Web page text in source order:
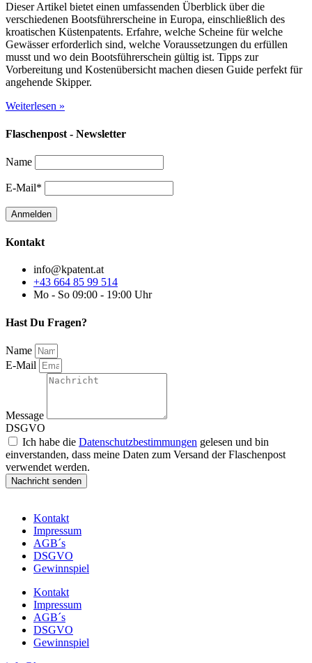
Dieser Artikel bietet einen umfassenden Überblick über die
verschiedenen Bootsführerscheine in Europa, einschließlich des
kroatischen Küstenpatents. Erfahre, welche Scheine für welche
Gewässer erforderlich sind, welche Voraussetzungen du erfüllen
musst und wo dein Bootsführerschein gültig ist. Tipps zur
Vorbereitung und Kostenübersicht machen diesen Guide perfekt für
angehende Skipper.
Weiterlesen »
Flaschenpost - Newsletter
Name
E-Mail*
Kontakt
info@kpatent.at
+43 664 85 99 514
Mo - So 09:00 - 19:00 Uhr
Hast Du Fragen?
Name
E-Mail
Message
DSGVO
Ich habe die Datenschutzbestimmungen gelesen und bin
einverstanden, dass meine Daten zum Versand der Flaschenpost
verwendet werden.
Nachricht senden
Kontakt
Impressum
AGB´s
DSGVO
Gewinnspiel
Kontakt
Impressum
AGB´s
DSGVO
Gewinnspiel